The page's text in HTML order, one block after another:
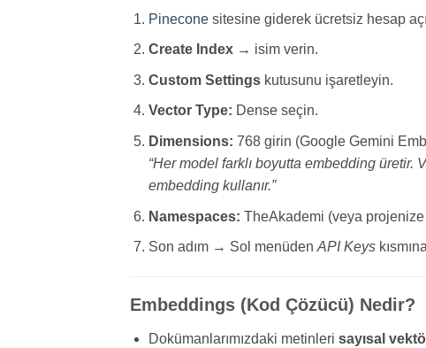
Pineconesitesine giderek ücretsiz hesap
Create Index→ isim verin.
Custom Settingskutusunu işaretleyin.
Vector Type: Dense seçin.
Dimensions: 768 girin (Google Gemini
“Her model farklı boyutta embedding üretir.
embedding kullanır.”
Namespaces: TheAkademi (veya
Son adım → Sol menüden API Keys
Embeddings (Kod Çözücü) Nedir?
Dokümanlarımızdaki metinleri sayısal